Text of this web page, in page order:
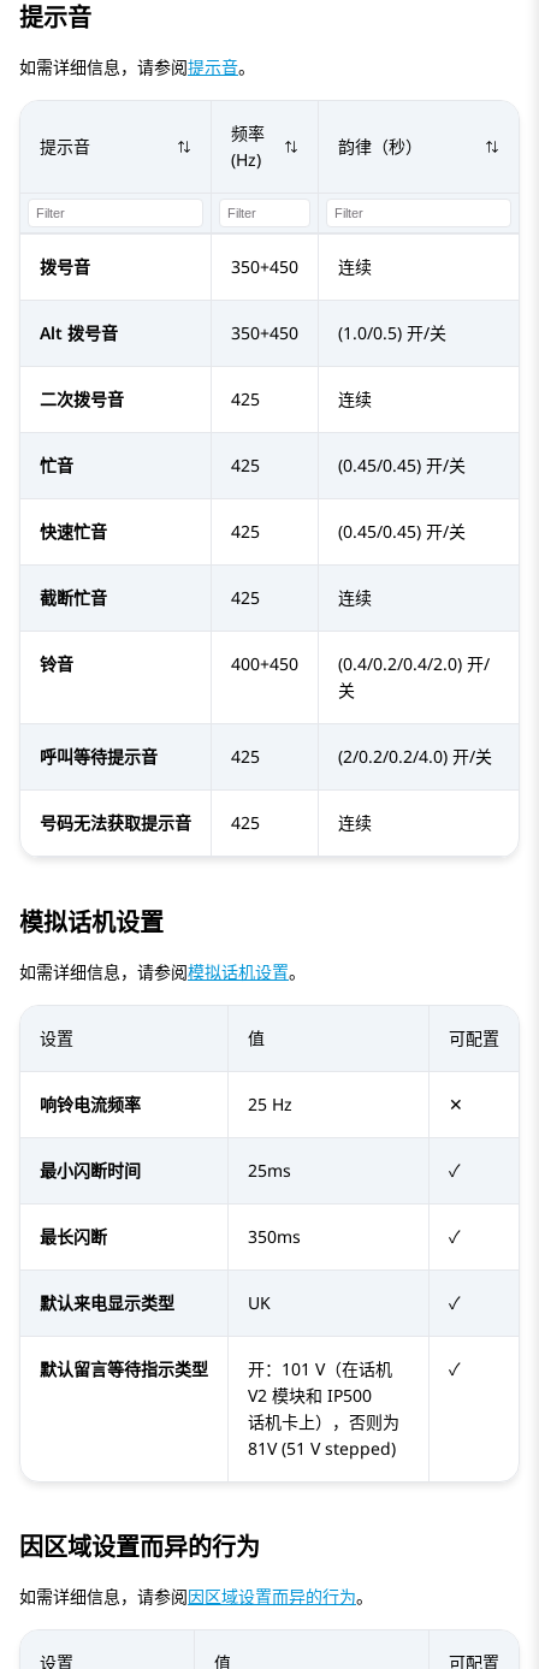
提示音
如需详细信息，请参阅提示音。
提示音
频率
(Hz)
韵律（秒）
拨号音 350+450 连续
Alt 拨号音 350+450 (1.0/0.5) 开/关
二次拨号音 425 连续
忙音 425 (0.45/0.45) 开/关
快速忙音 425 (0.45/0.45) 开/关
截断忙音 425 连续
铃音 400+450
(0.4/0.2/0.4/2.0) 开/
关
呼叫等待提示音 425 (2/0.2/0.2/4.0) 开/关
号码无法获取提示音 425 连续
模拟话机设置
如需详细信息，请参阅模拟话机设置。
设置 值 可配置
响铃电流频率 25 Hz ✕
最小闪断时间 25ms ✓
最长闪断 350ms ✓
默认来电显示类型 UK ✓
默认留言等待指示类型
开：101 V（在话机
V2 模块和 IP500
话机卡上），否则为
81V (51 V stepped)
✓
因区域设置而异的行为
如需详细信息，请参阅因区域设置而异的行为。
设置 值 可配置